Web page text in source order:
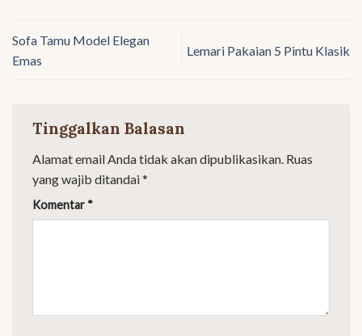
Sofa Tamu Model Elegan
Emas
Lemari Pakaian 5 Pintu Klasik
Tinggalkan Balasan
Alamat email Anda tidak akan dipublikasikan. Ruas
yang wajib ditandai*
Komentar *